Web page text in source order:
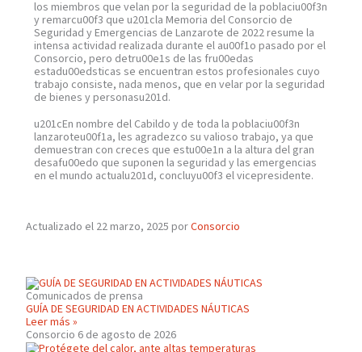
los miembros que velan por la seguridad de la poblaciu00f3n
y remarcu00f3 que u201cla Memoria del Consorcio de
Seguridad y Emergencias de Lanzarote de 2022 resume la
intensa actividad realizada durante el au00f1o pasado por el
Consorcio, pero detru00e1s de las fru00edas
estadu00edsticas se encuentran estos profesionales cuyo
trabajo consiste, nada menos, que en velar por la seguridad
de bienes y personasu201d.
u201cEn nombre del Cabildo y de toda la poblaciu00f3n
lanzaroteu00f1a, les agradezco su valioso trabajo, ya que
demuestran con creces que estu00e1n a la altura del gran
desafu00edo que suponen la seguridad y las emergencias
en el mundo actualu201d, concluyu00f3 el vicepresidente.
Actualizado el 22 marzo, 2025 porConsorcio
Comunicados de prensa
GUÍA DE SEGURIDAD EN ACTIVIDADES NÁUTICAS
Leer más »
Consorcio 6 de agosto de 2026